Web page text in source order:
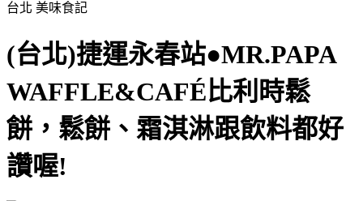
台北 美味食記
(台北)捷運永春站●MR.PAPA
WAFFLE&CAFÉ比利時鬆
餅，鬆餅、霜淇淋跟飲料都好
讚喔!